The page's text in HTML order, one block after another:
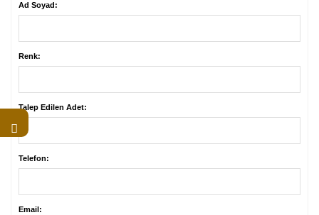
Ad Soyad:
Renk:
Talep Edilen Adet:
Telefon:
Email: